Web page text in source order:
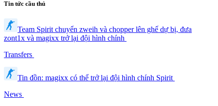
Tin tức cầu thủ
Team Spirit chuyển zweih và chopper lên ghế dự bị, đưa
zont1x và magixx trở lại đội hình chính
Transfers
Tin đồn: magixx có thể trở lại đội hình chính Spirit
News